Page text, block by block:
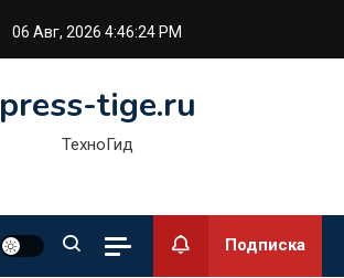
06 Авг, 2026 4:46:25 PM
press-tige.ru
ТехноГид
Подписка